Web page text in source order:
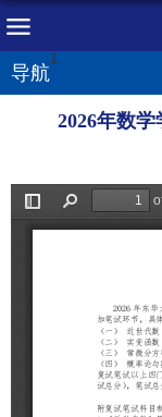
1
导航
2026年数